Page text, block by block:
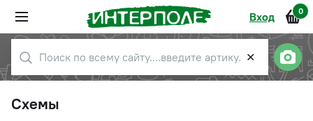
Вход 0
✕
Схемы